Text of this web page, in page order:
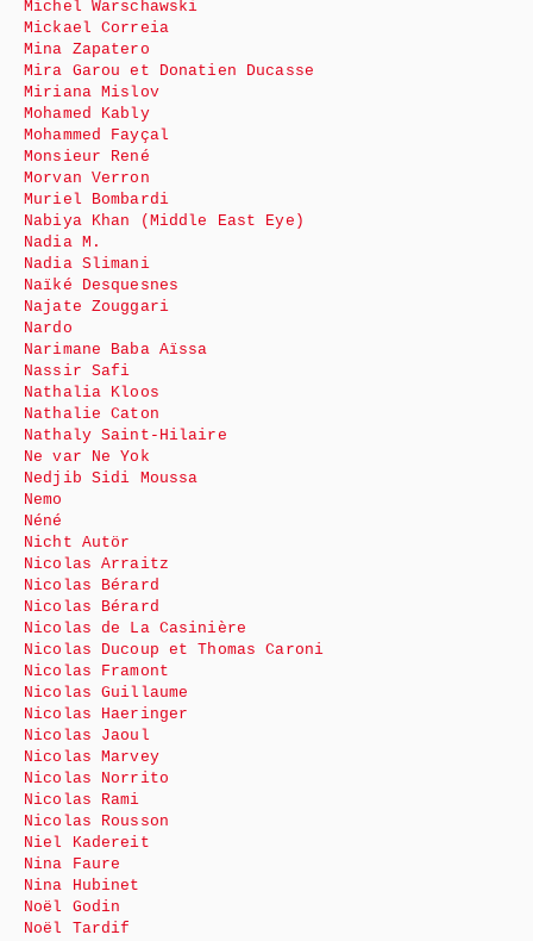
Michel Warschawski
Mickael Correia
Mina Zapatero
Mira Garou et Donatien Ducasse
Miriana Mislov
Mohamed Kably
Mohammed Fayçal
Monsieur René
Morvan Verron
Muriel Bombardi
Nabiya Khan (Middle East Eye)
Nadia M.
Nadia Slimani
Naïké Desquesnes
Najate Zouggari
Nardo
Narimane Baba Aïssa
Nassir Safi
Nathalia Kloos
Nathalie Caton
Nathaly Saint-Hilaire
Ne var Ne Yok
Nedjib Sidi Moussa
Nemo
Néné
Nicht Autör
Nicolas Arraitz
Nicolas Bérard
Nicolas Bérard
Nicolas de La Casinière
Nicolas Ducoup et Thomas Caroni
Nicolas Framont
Nicolas Guillaume
Nicolas Haeringer
Nicolas Jaoul
Nicolas Marvey
Nicolas Norrito
Nicolas Rami
Nicolas Rousson
Niel Kadereit
Nina Faure
Nina Hubinet
Noël Godin
Noël Tardif